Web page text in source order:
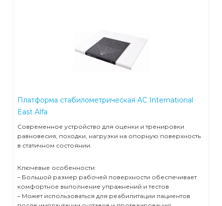
Вспомогательное оборудование для хирургии
Мониторы пациента
Мониторы фетальные
Дефибрилляторы
Инкубаторы для новорожденных
Плазменные стерилизаторы
Ультразвуковые моечно-дезинфекционные машины
Машины для обработки предметов ухода за пациентами
Вспомогательное оборудование
Лабораторная диагностика
Гистология и патанатомия
Анестезиология и реанимация
Утилизация
Платформа стабилометрическая AC International
East Alfa
Современное устройство для оценки и тренировки
равновесия, походки, нагрузки на опорную поверхность
в статичном состоянии.
Ключевые особенности:
– Большой размер рабочей поверхности обеспечивает
комфортное выполнение упражнений и тестов
– Может использоваться для реабилитации пациентов